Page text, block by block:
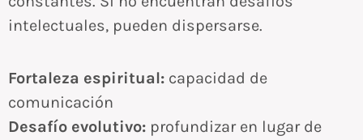
intelectuales, pueden dispersarse.
Fortaleza espiritual: capacidad de
comunicación
Desafío evolutivo: profundizar en lugar de